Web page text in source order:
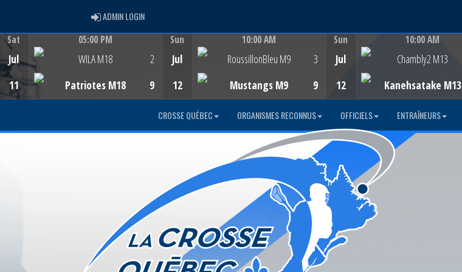
ADMIN LOGINADMIN LOGIN
Sat
Jul
11
05:00 PM
WILA M18
Patriotes M18
2
9
Sun
Jul
12
10:00 AM
RoussillonBleu M9
Mustangs M9
3
9
Sun
Jul
12
10:00 AM
Chambly2 M13
Kanehsatake M13
CROSSE QUÉBEC ORGANISMES RECONNUS OFFICIELS ENTRAÎNEURS